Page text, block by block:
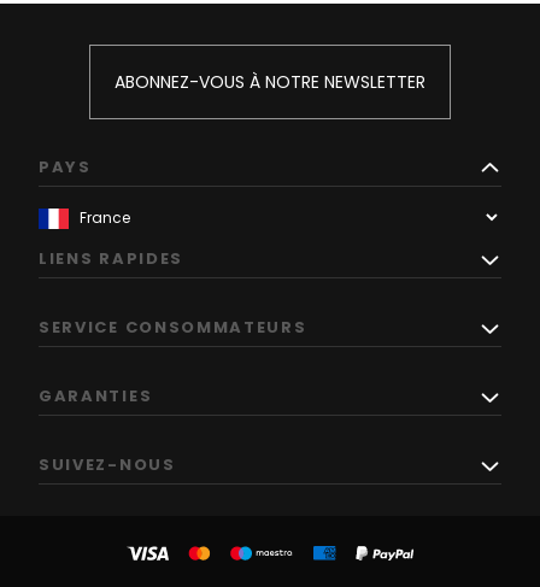
ABONNEZ-VOUS À NOTRE NEWSLETTER
PAYS
LIENS RAPIDES
SERVICE CONSOMMATEURS
GARANTIES
SUIVEZ-NOUS